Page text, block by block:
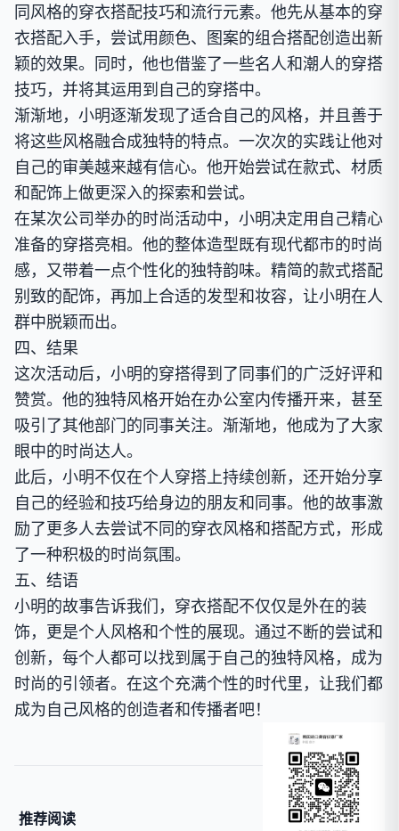
同风格的穿衣搭配技巧和流行元素。他先从基本的穿
衣搭配入手，尝试用颜色、图案的组合搭配创造出新
颖的效果。同时，他也借鉴了一些名人和潮人的穿搭
技巧，并将其运用到自己的穿搭中。
渐渐地，小明逐渐发现了适合自己的风格，并且善于
将这些风格融合成独特的特点。一次次的实践让他对
自己的审美越来越有信心。他开始尝试在款式、材质
和配饰上做更深入的探索和尝试。
在某次公司举办的时尚活动中，小明决定用自己精心
准备的穿搭亮相。他的整体造型既有现代都市的时尚
感，又带着一点个性化的独特韵味。精简的款式搭配
别致的配饰，再加上合适的发型和妆容，让小明在人
群中脱颖而出。
四、结果
这次活动后，小明的穿搭得到了同事们的广泛好评和
赞赏。他的独特风格开始在办公室内传播开来，甚至
吸引了其他部门的同事关注。渐渐地，他成为了大家
眼中的时尚达人。
此后，小明不仅在个人穿搭上持续创新，还开始分享
自己的经验和技巧给身边的朋友和同事。他的故事激
励了更多人去尝试不同的穿衣风格和搭配方式，形成
了一种积极的时尚氛围。
五、结语
小明的故事告诉我们，穿衣搭配不仅仅是外在的装
饰，更是个人风格和个性的展现。通过不断的尝试和
创新，每个人都可以找到属于自己的独特风格，成为
时尚的引领者。在这个充满个性的时代里，让我们都
成为自己风格的创造者和传播者吧！
推荐阅读